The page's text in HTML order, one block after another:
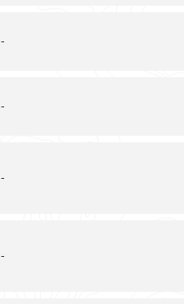
-
-
-
-